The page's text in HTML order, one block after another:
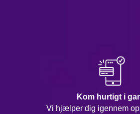
Kom hurtigt i
Vi hjælper dig igennem